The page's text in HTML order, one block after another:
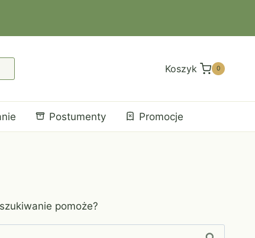
Koszyk 0
Postumenty Promocje
pomoże?